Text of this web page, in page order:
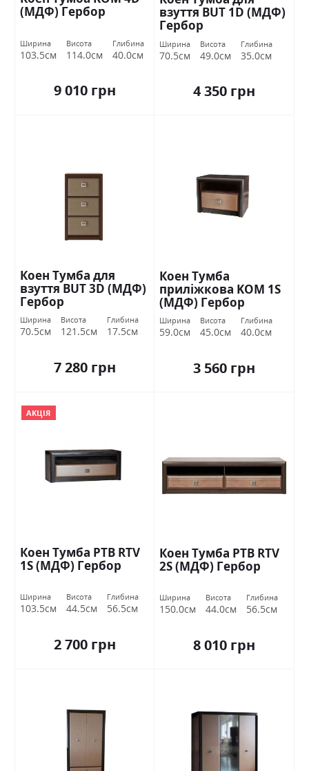
(МДФ) Гербор
Ширина
103.5см
Висота
114.0см
Глибина
40.0см
9 010 грн
взуття BUT 1D (МДФ)
Гербор
Ширина
70.5см
Висота
49.0см
Глибина
35.0см
4 350 грн
Коен Тумба для
взуття BUT 3D (МДФ)
Гербор
Ширина
70.5см
Висота
121.5см
Глибина
17.5см
7 280 грн
Коен Тумба
приліжкова KOM 1S
(МДФ) Гербор
Ширина
59.0см
Висота
45.0см
Глибина
40.0см
3 560 грн
АКЦІЯ
Коен Тумба РТВ RTV
1S (МДФ) Гербор
Ширина
103.5см
Висота
44.5см
Глибина
56.5см
2 700 грн
Коен Тумба РТВ RTV
2S (МДФ) Гербор
Ширина
150.0см
Висота
44.0см
Глибина
56.5см
8 010 грн